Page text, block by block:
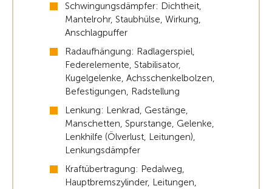
Schwingungsdämpfer: Dichtheit,
Mantelrohr, Staubhülse, Wirkung,
Anschlagpuffer
Radaufhängung: Radlagerspiel,
Federelemente, Stabilisator,
Kugelgelenke, Achsschenkelbolzen,
Befestigungen, Radstellung
Lenkung: Lenkrad, Gestänge,
Manschetten, Spurstange, Gelenke,
Lenkhilfe (Ölverlust, Leitungen),
Lenkungsdämpfer
Kraftübertragung: Pedalweg,
Hauptbremszylinder, Leitungen,